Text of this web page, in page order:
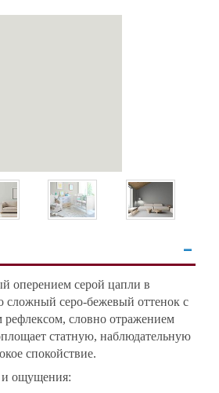
оперением серой цапли в
сложный серо-бежевый оттенок с
рефлексом, словно отражением
статную, наблюдательную
спокойствие.
и ощущения: